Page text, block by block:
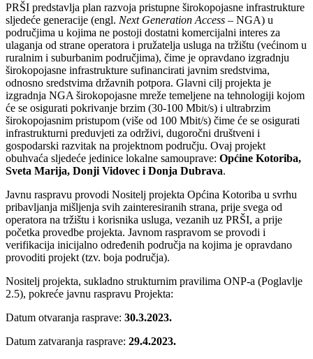
PRŠI predstavlja plan razvoja pristupne širokopojasne infrastrukture
sljedeće generacije (engl. Next Generation Access – NGA) u
područjima u kojima ne postoji dostatni komercijalni interes za
ulaganja od strane operatora i pružatelja usluga na tržištu (većinom u
ruralnim i suburbanim područjima), čime je opravdano izgradnju
širokopojasne infrastrukture sufinancirati javnim sredstvima,
odnosno sredstvima državnih potpora. Glavni cilj projekta je
izgradnja NGA širokopojasne mreže temeljene na tehnologiji kojom
će se osigurati pokrivanje brzim (30-100 Mbit/s) i ultrabrzim
širokopojasnim pristupom (više od 100 Mbit/s) čime će se osigurati
infrastrukturni preduvjeti za održivi, dugoročni društveni i
gospodarski razvitak na projektnom području. Ovaj projekt
obuhvaća sljedeće jedinice lokalne samouprave: Općine Kotoriba,
Sveta Marija, Donji Vidovec i Donja Dubrava.
Javnu raspravu provodi Nositelj projekta Općina Kotoriba u svrhu
pribavljanja mišljenja svih zainteresiranih strana, prije svega od
operatora na tržištu i korisnika usluga, vezanih uz PRŠI, a prije
početka provedbe projekta. Javnom raspravom se provodi i
verifikacija inicijalno određenih područja na kojima je opravdano
provoditi projekt (tzv. boja područja).
Nositelj projekta, sukladno strukturnim pravilima ONP-a (Poglavlje
2.5), pokreće javnu raspravu Projekta:
Datum otvaranja rasprave: 30.3.2023.
Datum zatvaranja rasprave: 29.4.2023.